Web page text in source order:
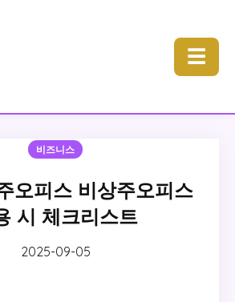
☰
비즈니스
오피스 비상주오피스
시 체크리스트
2025-09-05